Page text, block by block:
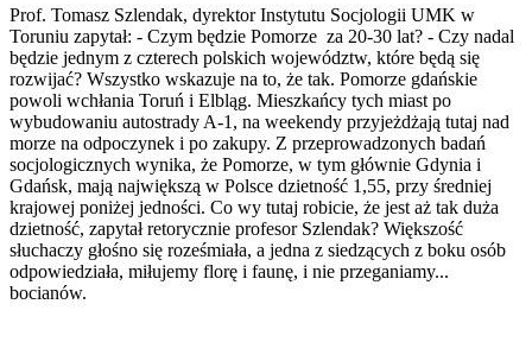
Prof. Tomasz Szlendak, dyrektor Instytutu Socjologii UMK w
Toruniu zapytał: - Czym będzie Pomorze za 20-30 lat? - Czy nadal
będzie jednym z czterech polskich województw, które będą się
rozwijać? Wszystko wskazuje na to, że tak. Pomorze gdańskie
powoli wchłania Toruń i Elbląg. Mieszkańcy tych miast po
wybudowaniu autostrady A-1, na weekendy przyjeżdżają tutaj nad
morze na odpoczynek i po zakupy. Z przeprowadzonych badań
socjologicznych wynika, że Pomorze, w tym głównie Gdynia i
Gdańsk, mają największą w Polsce dzietność 1,55, przy średniej
krajowej poniżej jedności. Co wy tutaj robicie, że jest aż tak duża
dzietność, zapytał retorycznie profesor Szlendak? Większość
słuchaczy głośno się roześmiała, a jedna z siedzących z boku osób
odpowiedziała, miłujemy florę i faunę, i nie przeganiamy...
bocianów.